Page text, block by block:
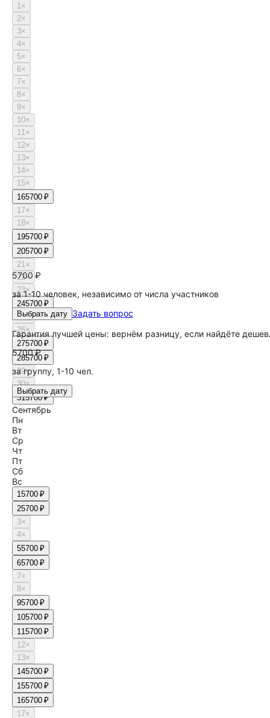
1×
2×
3×
4×
5×
6×
7×
8×
9×
10×
11×
12×
13×
14×
15×
165700 ₽
17×
18×
195700 ₽
205700 ₽
21×
22×
23×
245700 ₽
25×
26×
275700 ₽
285700 ₽
29×
30×
315700 ₽
Сентябрь
Пн
Вт
Ср
Чт
Пт
Сб
Вс
15700 ₽
25700 ₽
3×
4×
55700 ₽
65700 ₽
7×
8×
95700 ₽
105700 ₽
115700 ₽
12×
13×
145700 ₽
155700 ₽
165700 ₽
17×
5700 ₽
за 1-10 человек, независимо от числа участников
Выбрать дату Задать вопрос
Гарантия лучшей цены: вернём разницу, если найдёте
5700 ₽
за группу, 1-10 чел.
Выбрать дату